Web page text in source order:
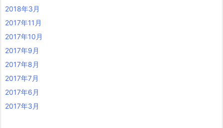
2018年3月
2017年11月
2017年10月
2017年9月
2017年8月
2017年7月
2017年6月
2017年3月